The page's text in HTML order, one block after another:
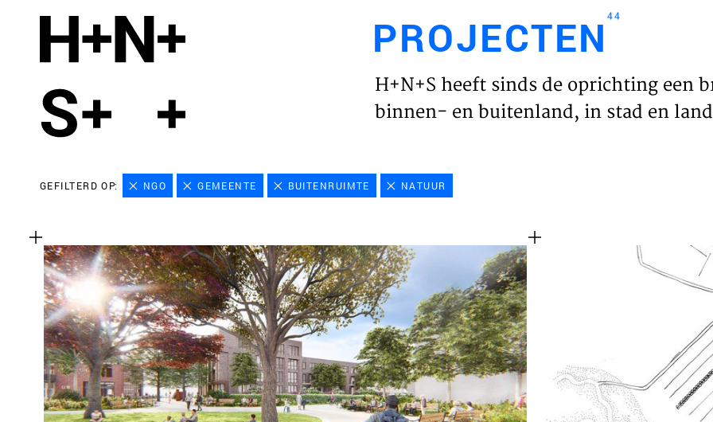
HOME
VISIE
TEAM
PROJECTEN 44
H+N+S heeft sinds de oprichting een
binnen- en buitenland, in stad en
GEFILTERD OP: NGO GEMEENTE BUITENRUIMTE NATUUR